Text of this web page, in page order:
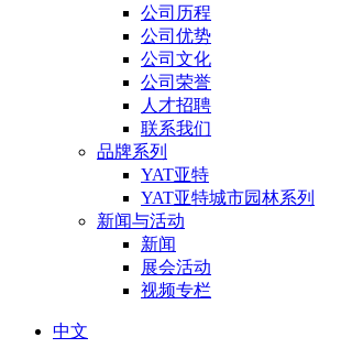
公司历程
公司优势
公司文化
公司荣誉
人才招聘
联系我们
品牌系列
YAT亚特
YAT亚特城市园林系列
新闻与活动
新闻
展会活动
视频专栏
中文